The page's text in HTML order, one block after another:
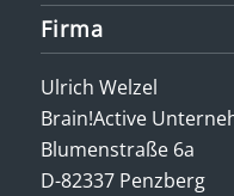
Firma
Ulrich Welzel
Brain!Active
Blumenstraße 6a
D-82337 Penzberg